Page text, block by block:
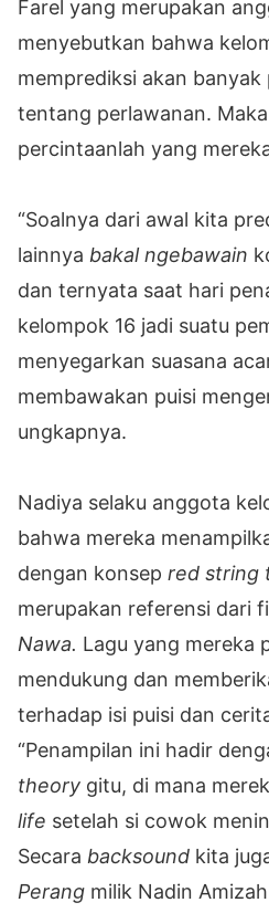
Farel yang merupakan
menyebutkan bahwa
memprediksi akan banyak
tentang perlawanan.
percintaanlah yang
“Soalnya dari awal kita
lainnya bakal ngebawain
dan ternyata saat hari
kelompok 16 jadi suatu
menyegarkan suasana
membawakan puisi
ungkapnya.
Nadiya selaku anggota
bahwa mereka
dengan konsep red string
merupakan referensi dari
Nawa. Lagu yang mereka
mendukung dan
terhadap isi puisi dan
“Penampilan ini hadir
theory gitu, di mana
life setelah si cowok
Secara backsound kita
Perang milik Nadin